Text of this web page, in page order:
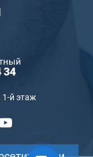
34
1-й этаж